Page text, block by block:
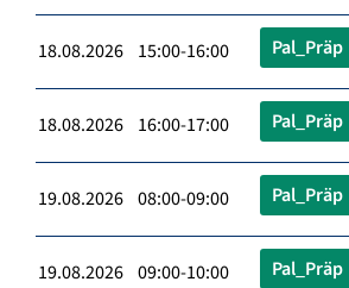
18.08.2026 15:00-16:00 Pal_Präp
18.08.2026 16:00-17:00 Pal_Präp
19.08.2026 08:00-09:00 Pal_Präp
19.08.2026 09:00-10:00 Pal_Präp